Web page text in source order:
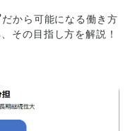
から可能になる働き方
その目指し方を解説！